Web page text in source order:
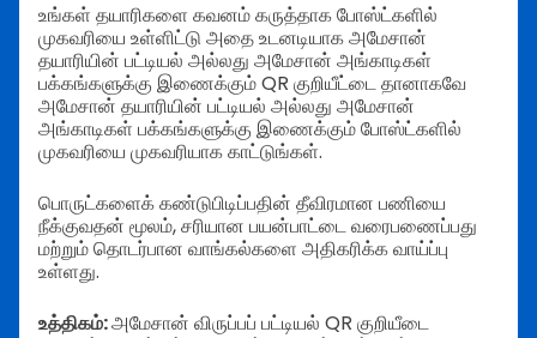
உங்கள் தயாரிகளை கவனம் கருத்தாக போஸ்ட்களில்
முகவரியை உள்ளிட்டு அதை உடனடியாக அமேசான்
தயாரியின் பட்டியல் அல்லது அமேசான் அங்காடிகள்
பக்கங்களுக்கு இணைக்கும் QR குறியீட்டை தானாகவே
அமேசான் தயாரியின் பட்டியல் அல்லது அமேசான்
அங்காடிகள் பக்கங்களுக்கு இணைக்கும் போஸ்ட்களில்
முகவரியை முகவரியாக காட்டுங்கள்.
பொருட்களைக் கண்டுபிடிப்பதின் தீவிரமான பணியை
நீக்குவதன் மூலம், சரியான பயன்பாட்டை வரைபணைப்பது
மற்றும் தொடர்பான வாங்கல்களை அதிகரிக்க வாய்ப்பு
உள்ளது.
உத்திகம்:அமேசான் விருப்பப் பட்டியல் QR குறியீடை